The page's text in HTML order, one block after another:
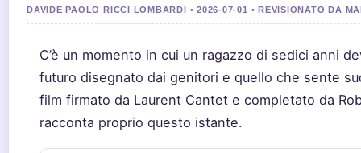
DAVIDE PAOLO RICCI LOMBARDI • 2026-07-01 • REVISIONATO DA
C’è un momento in cui un ragazzo di sedici anni
futuro disegnato dai genitori e quello che sente
film firmato da Laurent Cantet e completato da
racconta proprio questo istante.